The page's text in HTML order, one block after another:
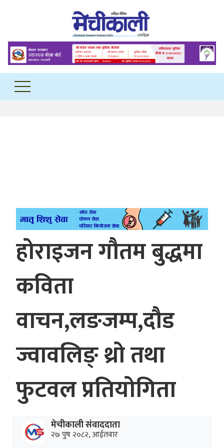
होराइजन गौतम बुद्धमा
कविता
वाचन,लङजम्प,दौड
ज्वावलिङ् थ्रो तथा
फुटवल प्रतियोगिता
मेचीकाली संवाददाता
२७ पुष २०८२, आईतवार